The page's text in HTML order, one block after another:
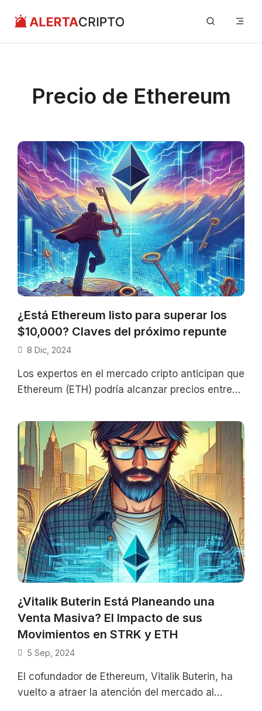
contenido
Precio de Ethereum
¿Está Ethereum listo para superar los
$10,000? Claves del próximo repunte
8 Dic, 2024
Los expertos en el mercado cripto anticipan que
Ethereum (ETH) podría alcanzar precios entre
¿Vitalik Buterin Está Planeando una
Venta Masiva? El Impacto de sus
Movimientos en STRK y ETH
5 Sep, 2024
El cofundador de Ethereum, Vitalik Buterin, ha
vuelto a atraer la atención del mercado al